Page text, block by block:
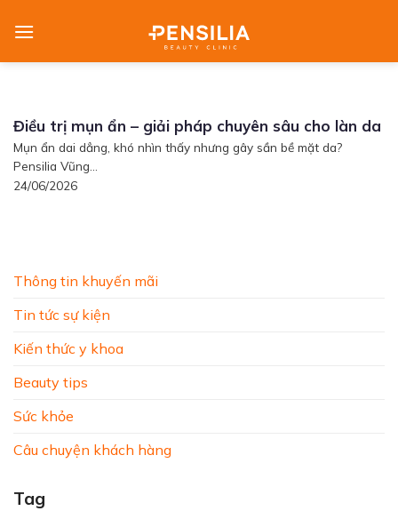
Thông tin khuyến mãi
Tin tức sự kiện
Kiến thức y khoa
Beauty tips
Sức khỏe
Câu chuyện khách hàng
Tag
Điều trị mụn ẩn – giải pháp chuyên sâu cho làn da
Mụn ẩn dai dẳng, khó nhìn thấy nhưng gây sần bề mặt da?
Pensilia Vũng...
24/06/2026